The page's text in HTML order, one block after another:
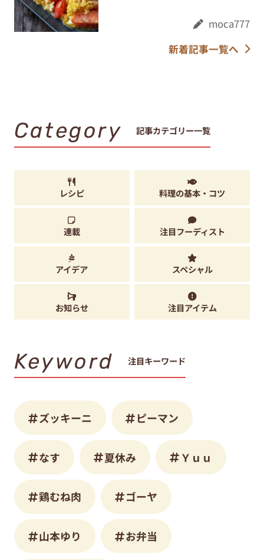
moca777
新着記事一覧へ
Category 記事カテゴリー一覧
レシピ 料理の基本・コツ
連載 注目フーディスト
アイデア スペシャル
お知らせ 注目アイテム
Keyword 注目キーワード
ズッキーニ ピーマン
なす 夏休み Ｙｕｕ
鶏むね肉 ゴーヤ
山本ゆり お弁当